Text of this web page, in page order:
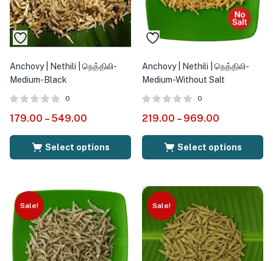
Anchovy | Nethili | நெத்திலி-
Medium-Black
0
179.00 – 549.00
Select options
Anchovy | Nethili | நெத்திலி-
Medium-Without Salt
0
219.00 – 969.00
Select options
Sale! Sale!